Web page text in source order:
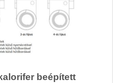
beépített